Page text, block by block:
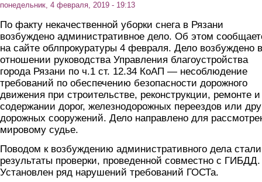
понедельник, 4 февраля, 2019 - 19:13
По факту некачественной уборки снега в Рязани
возбуждено административное дело. Об этом
на сайте облпрокуратуры 4 февраля. Дело возбуждено в
отношении руководства Управления благоустройства
города Рязани по ч.1 ст. 12.34 КоАП — несоблюдение
требований по обеспечению безопасности дорожного
движения при строительстве, реконструкции, ремонте и
содержании дорог, железнодорожных переездов или
дорожных сооружений. Дело направлено для
мировому судье.
Поводом к возбуждению административного дела стали
результаты проверки, проведенной совместно с ГИБДД.
Установлен ряд нарушений требований ГОСТа.